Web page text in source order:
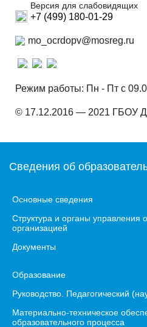
Версия для слабовидящих
+7 (499) 180-01-29
mo_ocrdopv@mosreg.ru
Режим работы: Пн - Пт с
© 17.12.2016 — 2021
Сведения об
Основные сведения
Структура и органы управления
организацией
Документы
Образование
Руководство. Педагогический
Материально-техническое
образовательного процесса